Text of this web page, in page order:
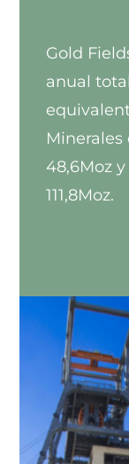
Gold
anual
48,6Moz
111,8Moz.